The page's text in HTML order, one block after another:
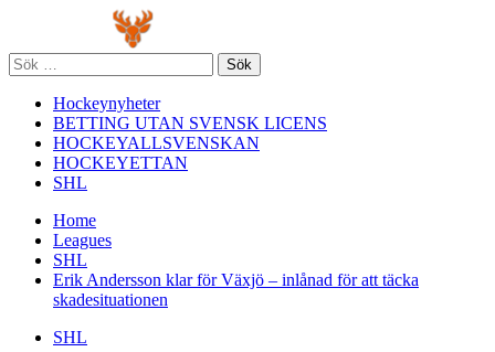
content
Sök
efter:
Hockeynyheter
BETTING UTAN SVENSK LICENS
HOCKEYALLSVENSKAN
HOCKEYETTAN
SHL
Home
Leagues
SHL
Erik Andersson klar för Växjö – inlånad för att täcka
skadesituationen
SHL